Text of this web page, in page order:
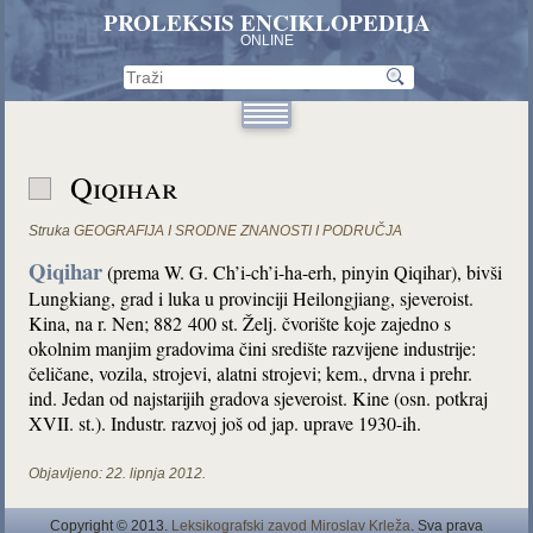
PROLEKSIS ENCIKLOPEDIJA
ONLINE
Qiqihar
Struka GEOGRAFIJA I SRODNE ZNANOSTI I PODRUČJA
Qiqihar(prema W. G. Ch’i-ch’i-ha-erh, pinyin Qiqihar), bivši
Lungkiang, grad i luka u provinciji Heilongjiang, sjeveroist.
Kina, na r. Nen; 882 400 st. Želj. čvorište koje zajedno s
okolnim manjim gradovima čini središte razvijene industrije:
čeličane, vozila, strojevi, alatni strojevi; kem., drvna i prehr.
ind. Jedan od najstarijih gradova sjeveroist. Kine (osn. potkraj
XVII. st.). Industr. razvoj još od jap. uprave 1930-ih.
Objavljeno: 22. lipnja 2012.
Copyright © 2013. Leksikografski zavod Miroslav Krleža. Sva prava